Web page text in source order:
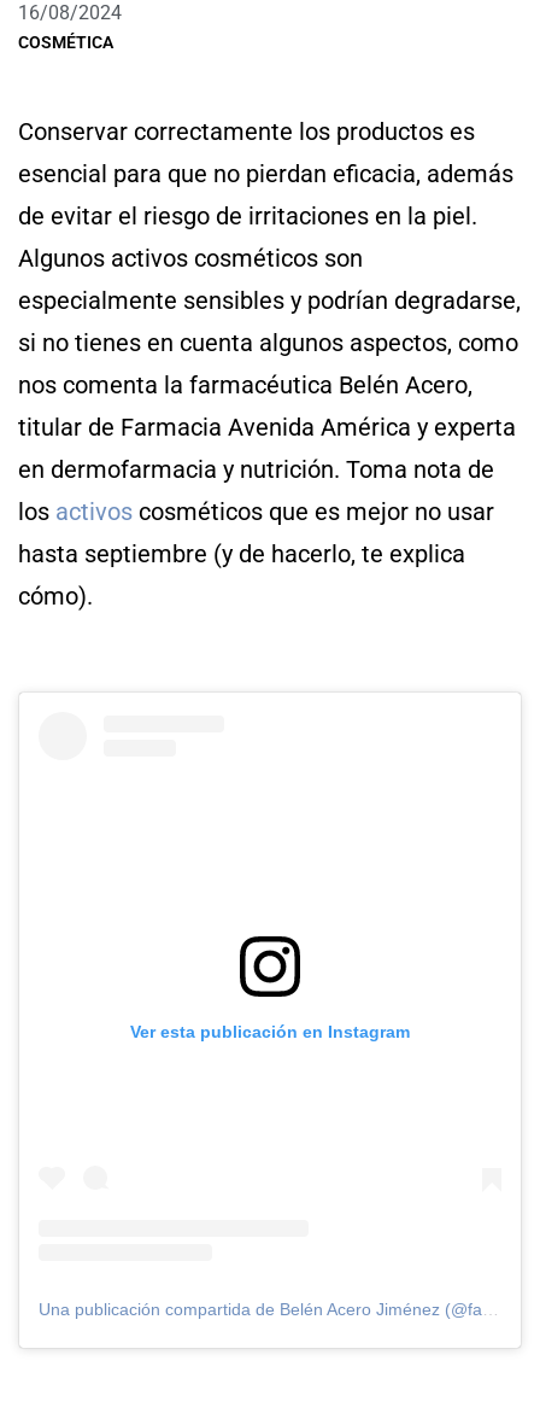
16/08/2024
COSMÉTICA
Conservar correctamente los productos es
esencial para que no pierdan eficacia, además
de evitar el riesgo de irritaciones en la piel.
Algunos activos cosméticos son
especialmente sensibles y podrían degradarse,
si no tienes en cuenta algunos aspectos, como
nos comenta la farmacéutica Belén Acero,
titular de Farmacia Avenida América y experta
en dermofarmacia y nutrición. Toma nota de
los activos cosméticos que es mejor no usar
hasta septiembre (y de hacerlo, te explica
cómo).
Ver esta publicación en Instagram
Una publicación compartida de Belén Acero Jiménez (@farmaciaavenidadeamerica)